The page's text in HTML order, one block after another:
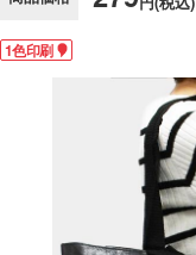
1色印刷